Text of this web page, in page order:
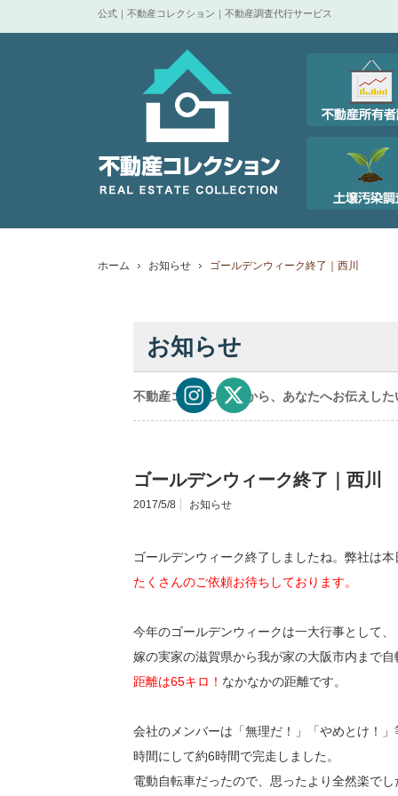
公式｜不動産コレクション｜不動産調査代行サービス
ホーム お知らせ ゴールデンウィーク終了｜西川
お知らせ
不動産コレクションから、あなたへお伝えした
ゴールデンウィーク終了｜西川
2017/5/8 お知らせ
ゴールデンウィーク終了しましたね。弊社は
たくさんのご依頼お待ちしております。
今年のゴールデンウィークは一大行事として、
嫁の実家の滋賀県から我が家の大阪市内まで
距離は65キロ！ なかなかの距離です。
会社のメンバーは「無理だ！」「やめとけ！
時間にして約6時間で完走しました。
電動自転車だったので、思ったより全然楽でし